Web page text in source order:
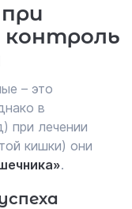
контроль
– это
в
при лечении
кишки) они
.